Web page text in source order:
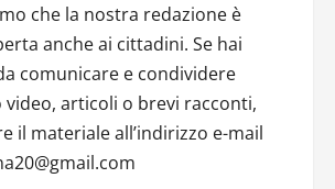
che la nostra redazione è
anche ai cittadini. Se hai
comunicare e condividere
articoli o brevi racconti,
il materiale all’indirizzo e-mail